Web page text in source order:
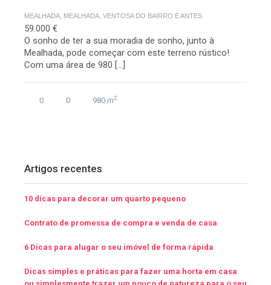
MEALHADA, MEALHADA, VENTOSA DO BAIRRO E ANTES
59.000 €
O sonho de ter a sua moradia de sonho, junto à
Mealhada, pode começar com este terreno rústico!
Com uma área de 980 […]
0 0 980 m2
Artigos recentes
10 dicas para decorar um quarto pequeno
Contrato de promessa de compra e venda de casa
6 Dicas para alugar o seu imóvel de forma rápida
Dicas simples e práticas para fazer uma horta em casa